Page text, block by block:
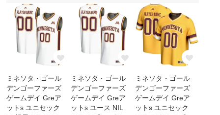
ミネソタ・ゴール
デンゴーファーズ
ゲームデイ Greア
ットs ユニセック
ミネソタ・ゴール
デンゴーファーズ
ゲームデイ Greア
ットs ユース NIL
ミネソタ・ゴール
デンゴーファーズ
ゲームデイ Greア
ットs ユニセック